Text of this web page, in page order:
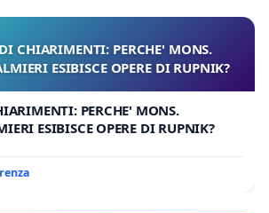
CHIARIMENTI: PERCHE' MONS.
ESIBISCE OPERE DI RUPNIK?
PERCHE' MONS.
ESIBISCE OPERE DI RUPNIK?